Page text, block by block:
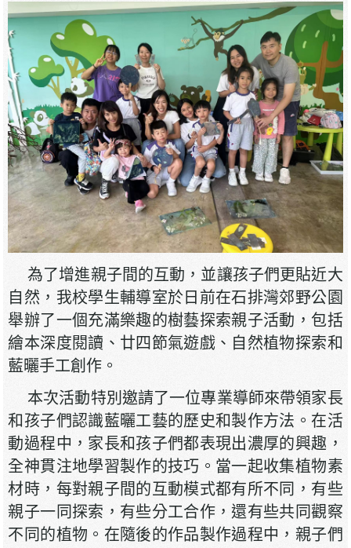
為了增進親子間的互動，並讓孩子們更貼近大
自然，我校學生輔導室於日前在石排灣郊野公園
舉辦了一個充滿樂趣的樹藝探索親子活動，包括
繪本深度閱讀、廿四節氣遊戲、自然植物探索和
藍曬手工創作。
本次活動特別邀請了一位專業導師來帶領家長
和孩子們認識藍曬工藝的歷史和製作方法。在活
動過程中，家長和孩子們都表現出濃厚的興趣，
全神貫注地學習製作的技巧。當一起收集植物素
材時，每對親子間的互動模式都有所不同，有些
親子一同探索，有些分工合作，還有些共同觀察
不同的植物。在隨後的作品製作過程中，親子們